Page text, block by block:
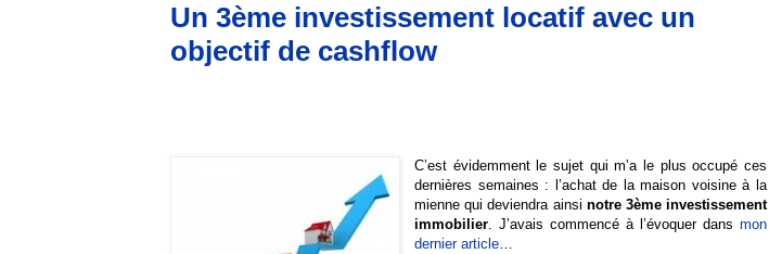
Un 3ème investissement locatif avec un
objectif de cashflow
C’est évidemment le sujet qui m’a le plus occupé ces
dernières semaines : l’achat de la maison voisine à la
mienne qui deviendra ainsi notre 3ème investissement
immobilier. J’avais commencé à l’évoquer dans mon
dernier article…